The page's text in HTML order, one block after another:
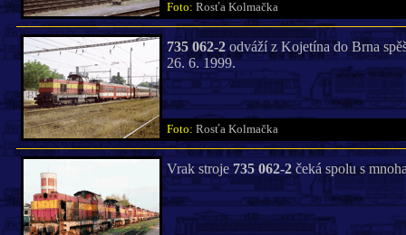
Foto: Rosťa Kolmačka
735 062-2odváží z Kojetína do Brna
26. 6. 1999.
Foto: Rosťa Kolmačka
Vrak stroje 735 062-2čeká spolu s